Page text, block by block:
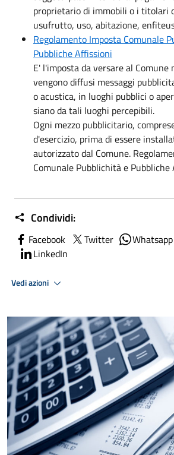
proprietario di immobili o i titolari
usufrutto, uso, abitazione,
Regolamento Imposta Comunale
Pubbliche Affissioni
E' l'imposta da versare al
vengono diffusi messaggi
o acustica, in luoghi pubblici o
siano da tali luoghi percepibili.
Ogni mezzo pubblicitario,
d'esercizio, prima di essere
autorizzato dal Comune.
Comunale Pubblichità e Pubbliche
Condividi:
Facebook Twitter Whatsapp
LinkedIn
Vedi azioni